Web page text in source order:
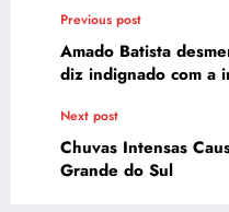
Previous post
Amado Batista
diz indignado com a
Next post
Chuvas Intensas
Grande do Sul